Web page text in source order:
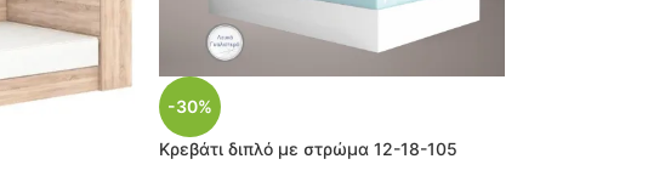
-30%
Κρεβάτι διπλό με στρώμα 12-18-105